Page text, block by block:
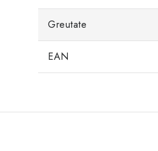
Greutate
EAN